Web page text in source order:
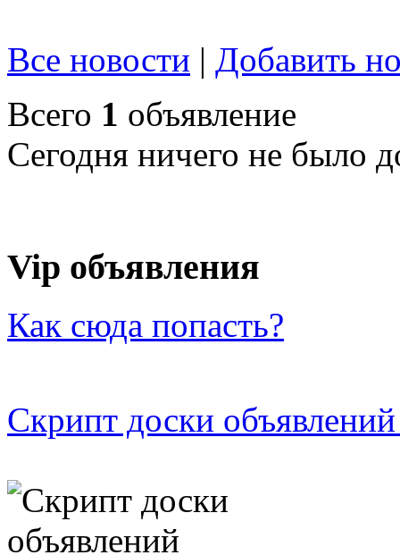
Все новости | Добавить
Всего 1 объявление
Сегодня ничего не было
Vip объявления
Как сюда попасть?
Скрипт доски